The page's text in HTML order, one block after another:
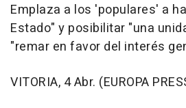
Emplaza a los 'populares' a
Estado" y posibilitar "una
"remar en favor del interés
VITORIA, 4 Abr. (EUROPA